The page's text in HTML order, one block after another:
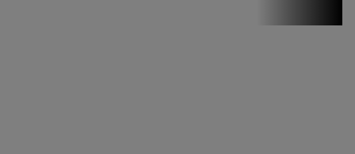
Stirile PRO TV